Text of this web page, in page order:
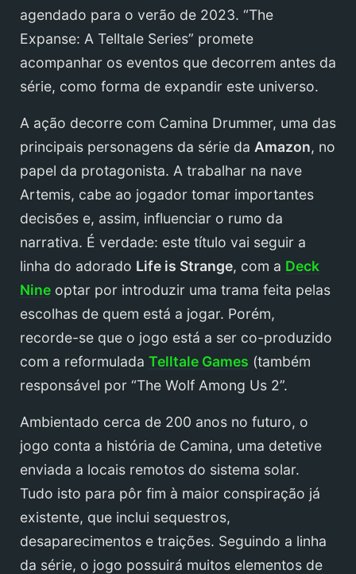
agendado para o verão de 2023. “The
Expanse: A Telltale Series” promete
acompanhar os eventos que decorrem antes da
série, como forma de expandir este universo.
A ação decorre com Camina Drummer, uma das
principais personagens da série da Amazon, no
papel da protagonista. A trabalhar na nave
Artemis, cabe ao jogador tomar importantes
decisões e, assim, influenciar o rumo da
narrativa. É verdade: este título vai seguir a
linha do adorado Life is Strange, com a Deck
Nine optar por introduzir uma trama feita pelas
escolhas de quem está a jogar. Porém,
recorde-se que o jogo está a ser co-produzido
com a reformulada Telltale Games (também
responsável por “The Wolf Among Us 2”.
Ambientado cerca de 200 anos no futuro, o
jogo conta a história de Camina, uma detetive
enviada a locais remotos do sistema solar.
Tudo isto para pôr fim à maior conspiração já
existente, que inclui sequestros,
desaparecimentos e traições. Seguindo a linha
da série, o jogo possuirá muitos elementos de